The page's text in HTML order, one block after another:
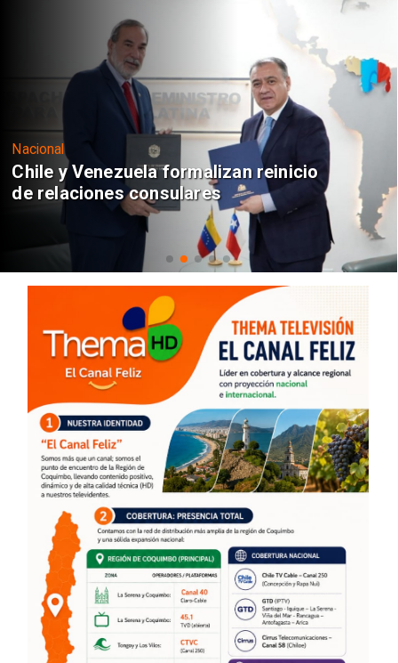
Nacional
Chile y Venezuela formalizan reinicio
de relaciones consulares